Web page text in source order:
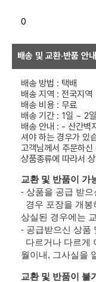
0
배송 및 교환·반품 안내
배송 방법 : 택배
배송 지역 : 전국지역
배송 비용 : 무료
배송 기간 : 1일 ~ 2일
배송 안내 : - 산간벽
셔야 하는 경우가 있
고객님께서 주문하
상품종류에 따라서
교환 및 반품이 가
- 상품을 공급 받
경우 포장을 개
상실된 경우에는
- 공급받으신 상품
다르거나 다르게
월이내, 그사실을
교환 및 반품이 불